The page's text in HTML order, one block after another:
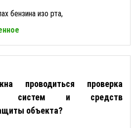
бензина изо рта,
проводиться проверка
систем и средств
объекта?